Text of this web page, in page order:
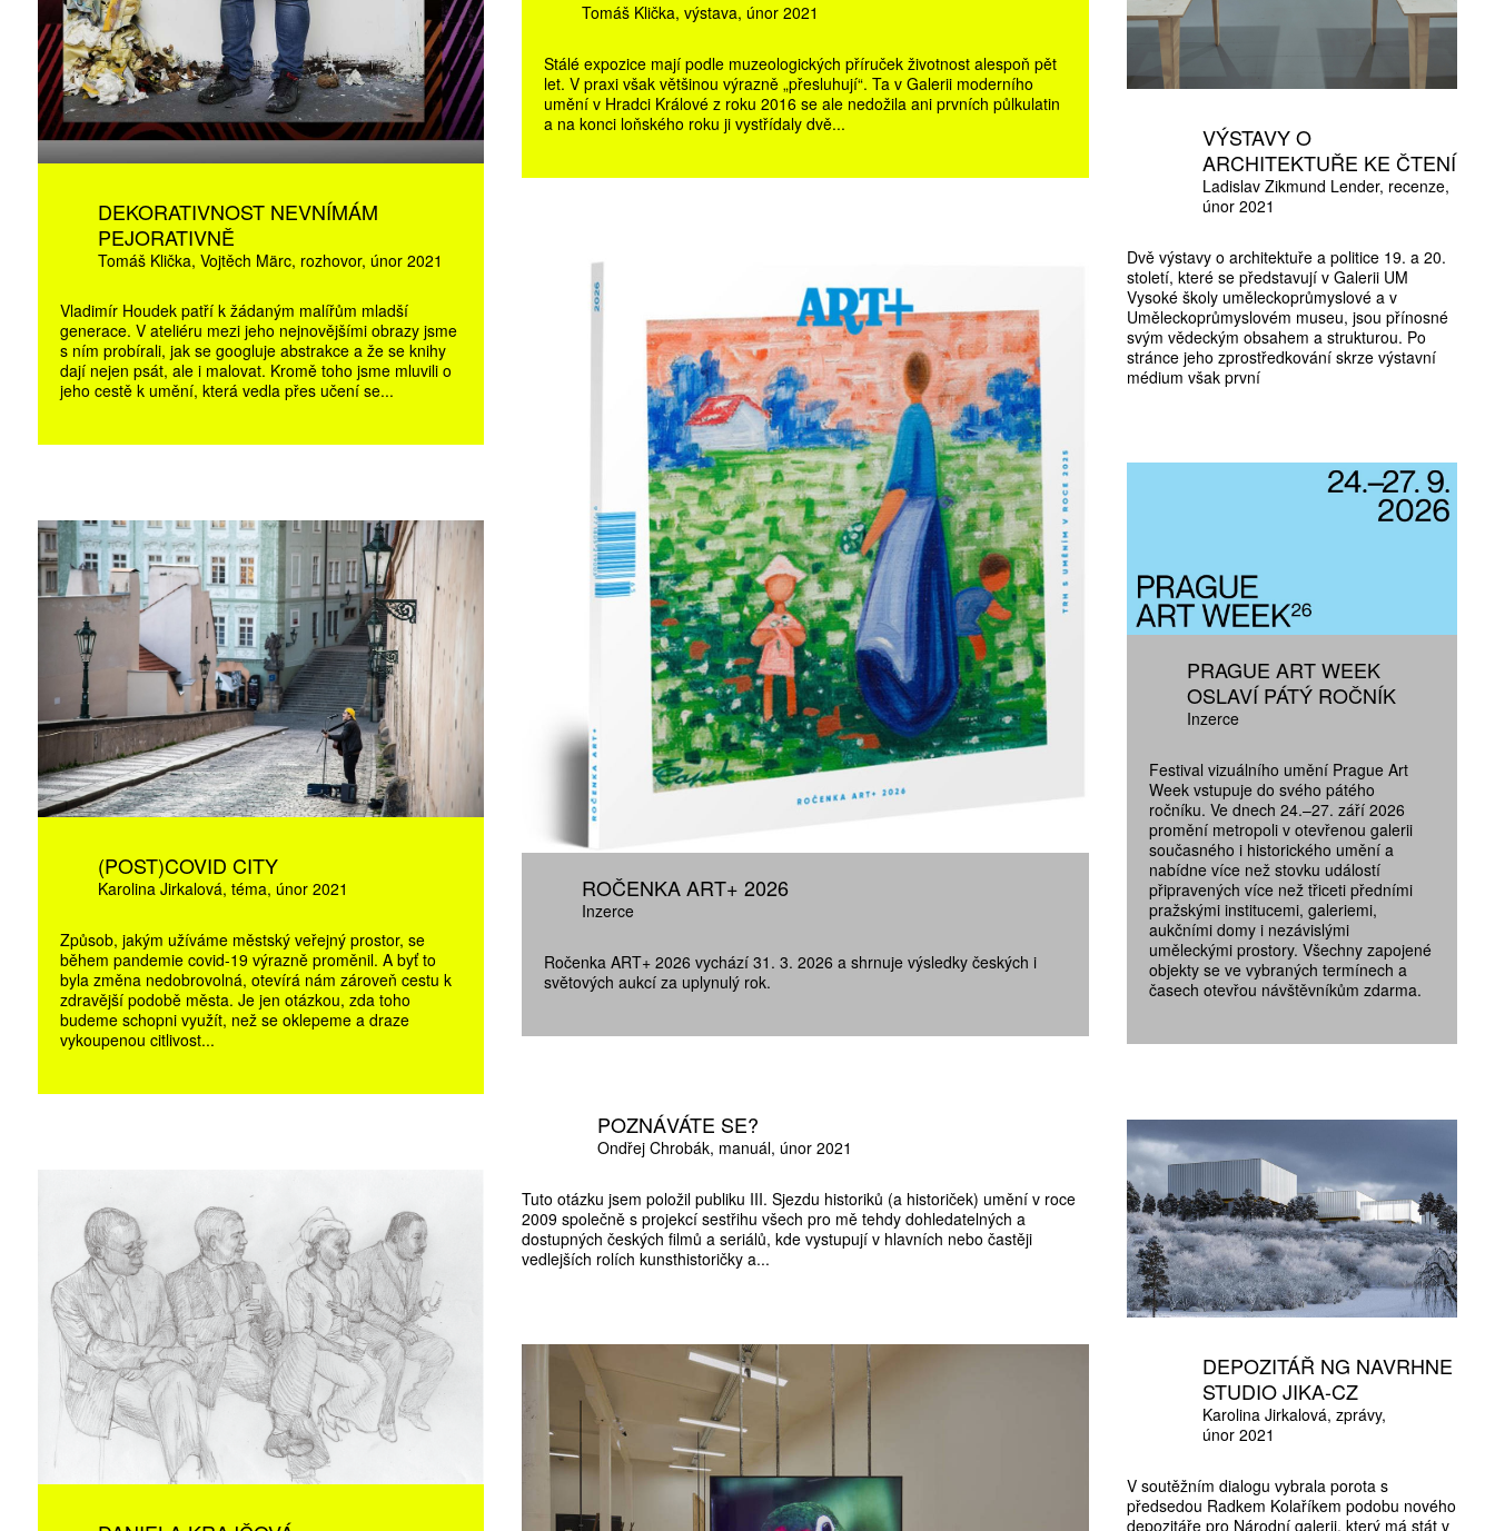
DEKORATIVNOST NEVNÍMÁM
PEJORATIVNĚ
Tomáš Klička Vojtěch Märc rozhovor únor 2021
Vladimír Houdek patří k žádaným malířům mladší
generace. V ateliéru mezi jeho nejnovějšími obrazy jsme
s ním probírali, jak se googluje abstrakce a že se knihy
dají nejen psát, ale i malovat. Kromě toho jsme mluvili o
jeho cestě k umění, která vedla přes učení se...
(POST)COVID CITY
Karolina Jirkalová téma únor 2021
Způsob, jakým užíváme městský veřejný prostor, se
během pandemie covid-19 výrazně proměnil. A byť to
byla změna nedobrovolná, otevírá nám zároveň cestu k
zdravější podobě města. Je jen otázkou, zda toho
budeme schopni využít, než se oklepeme a draze
vykoupenou citlivost...
Tomáš Klička výstava únor 2021
Stálé expozice mají podle muzeologických příruček životnost alespoň pět
let. V praxi však většinou výrazně „přesluhují“. Ta v Galerii moderního
umění v Hradci Králové z roku 2016 se ale nedožila ani prvních půlkulatin
a na konci loňského roku ji vystřídaly dvě...
ROČENKA ART+ 2026
Inzerce
Ročenka ART+ 2026 vychází 31. 3. 2026 a shrnuje výsledky českých i
světových aukcí za uplynulý rok.
POZNÁVÁTE SE?
Ondřej Chrobák manuál únor 2021
Tuto otázku jsem položil publiku III. Sjezdu historiků (a historiček) umění v roce
2009 společně s projekcí sestřihu všech pro mě tehdy dohledatelných a
dostupných českých filmů a seriálů, kde vystupují v hlavních nebo častěji
vedlejších rolích kunsthistoričky a...
VÝSTAVY O
ARCHITEKTUŘE KE ČTENÍ
Ladislav Zikmund Lender recenze
únor 2021
Dvě výstavy o architektuře a politice 19. a 20.
století, které se představují v Galerii UM
Vysoké školy uměleckoprůmyslové a v
Uměleckoprůmyslovém museu, jsou přínosné
svým vědeckým obsahem a strukturou. Po
stránce jeho zprostředkování skrze výstavní
médium však první
PRAGUE ART WEEK
OSLAVÍ PÁTÝ ROČNÍK
Inzerce
Festival vizuálního umění Prague Art
Week vstupuje do svého pátého
ročníku. Ve dnech 24.–27. září 2026
promění metropoli v otevřenou galerii
současného i historického umění a
nabídne více než stovku událostí
připravených více než třiceti předními
pražskými institucemi, galeriemi,
aukčními domy i nezávislými
uměleckými prostory. Všechny zapojené
objekty se ve vybraných termínech a
časech otevřou návštěvníkům zdarma.
DEPOZITÁŘ NG NAVRHNE
STUDIO JIKA-CZ
Karolina Jirkalová zprávy
únor 2021
V soutěžním dialogu vybrala porota s
předsedou Radkem Kolaříkem podobu nového
depozitáře pro Národní galerii, který má stát v
10 TIŠTĚNÝCH ČÍSEL
365 DNÍ ONLINE VERZE
ČLENSKÁ KARTA ARTCARD
KOUPIT PŘEDPLATNÉ